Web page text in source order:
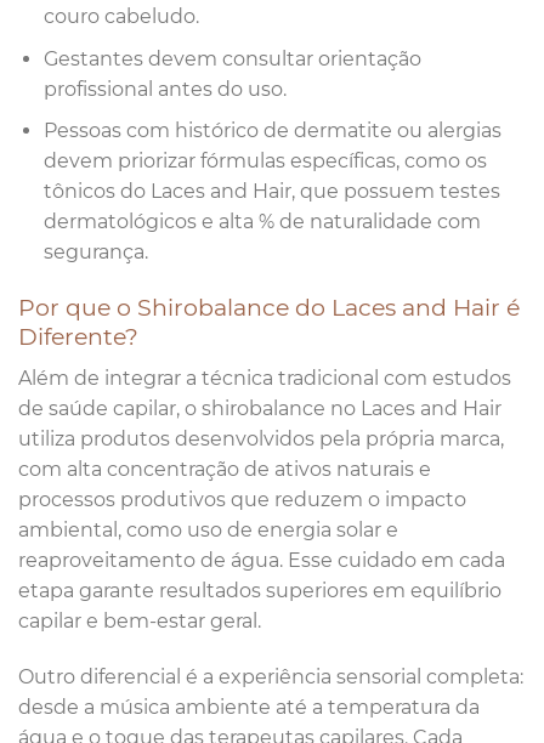
couro cabeludo.
Gestantes devem consultar orientação
profissional antes do uso.
Pessoas com histórico de dermatite ou alergias
devem priorizar fórmulas específicas, como os
tônicos do Laces and Hair, que possuem testes
dermatológicos e alta % de naturalidade com
segurança.
Por que o Shirobalance do Laces and Hair é
Diferente?
Além de integrar a técnica tradicional com estudos
de saúde capilar, o shirobalance no Laces and Hair
utiliza produtos desenvolvidos pela própria marca,
com alta concentração de ativos naturais e
processos produtivos que reduzem o impacto
ambiental, como uso de energia solar e
reaproveitamento de água. Esse cuidado em cada
etapa garante resultados superiores em equilíbrio
capilar e bem-estar geral.
Outro diferencial é a experiência sensorial completa:
desde a música ambiente até a temperatura da
água e o toque das terapeutas capilares. Cada